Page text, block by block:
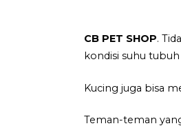
CB PET SHOP.
kondisi suhu
Kucing juga bisa
Teman-teman